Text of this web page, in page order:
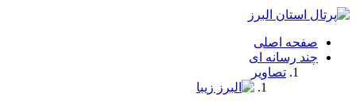
فصد
شرق
تهران
خشکشویی
صفحه اصلی
چند رسانه ای
تصاویر